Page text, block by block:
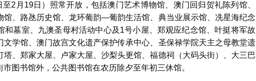
2月19日）照常开放，包括澳门艺术博物馆、澳门回归贺礼陈列馆、
馆、路氹历史馆、龙环葡韵—葡韵生活馆、典当业展示馆、冼星海纪念
和墓室、九澳圣母村活动中心及1号小屋、郑观应纪念馆、叶挺将军故
学馆、澳门故宫文化遗产保护传承中心、圣保禄学院天主之母教堂遗
、郑家大屋、卢家大屋、沙梨头更馆、福德祠（大码头街）、大三巴
图书馆外，公共图书馆在农历除夕至年初三休馆。